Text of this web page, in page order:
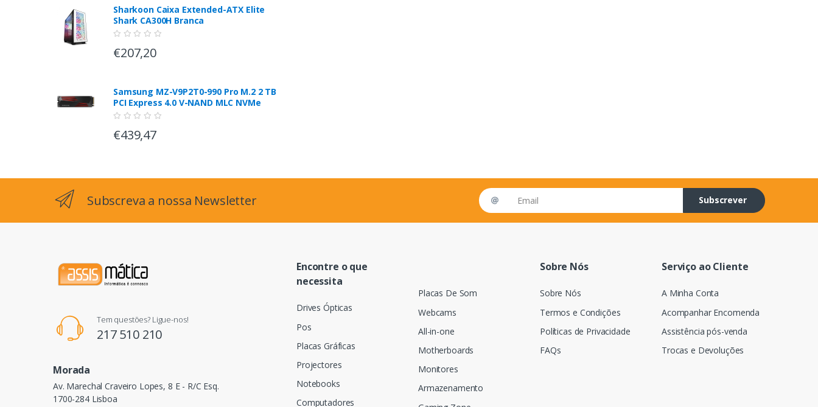
Sharkoon Caixa Extended-ATX Elite
Shark CA300H Branca
€207,20
Samsung MZ-V9P2T0-990 Pro M.2 2 TB
PCI Express 4.0 V-NAND MLC NVMe
€439,47
Subscreva a nossa Newsletter Email address
Subscrever
Tem questões? Ligue-nos!
217 510 210
Morada
Av. Marechal Craveiro Lopes, 8 E - R/C Esq.
1700-284 Lisboa
Encontre o que
necessita
Drives Ópticas
Pos
Placas Gráficas
Projectores
Notebooks
Computadores
Placas De Som
Webcams
All-in-one
Motherboards
Monitores
Armazenamento
Sobre Nós
Sobre Nós
Termos e Condições
Políticas de Privacidade
FAQs
Serviço ao Cliente
A Minha Conta
Acompanhar Encomenda
Assistência pós-venda
Trocas e Devoluções